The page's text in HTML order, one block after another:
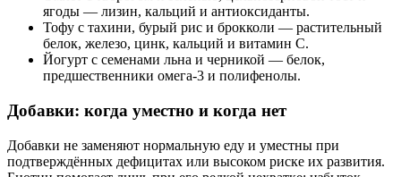
ягоды — лизин, кальций и антиоксиданты.
Тофу с тахини, бурый рис и брокколи — растительный
белок, железо, цинк, кальций и витамин C.
Йогурт с семенами льна и черникой — белок,
предшественники омега‑3 и полифенолы.
Добавки: когда уместно и когда нет
Добавки не заменяют нормальную еду и уместны при
подтверждённых дефицитах или высоком риске их развития.